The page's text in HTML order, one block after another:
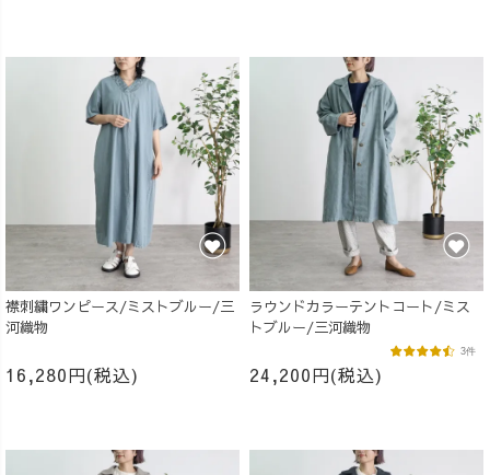
襟刺繍ワンピース/ミストブルー/三
河織物
16,280円(税込)
ラウンドカラーテントコート/ミス
トブルー/三河織物
24,200円(税込)
3件